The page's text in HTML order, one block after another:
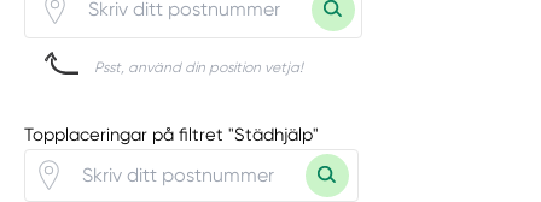
Psst, använd din position vetja!
Topplaceringar på filtret "Städhjälp"